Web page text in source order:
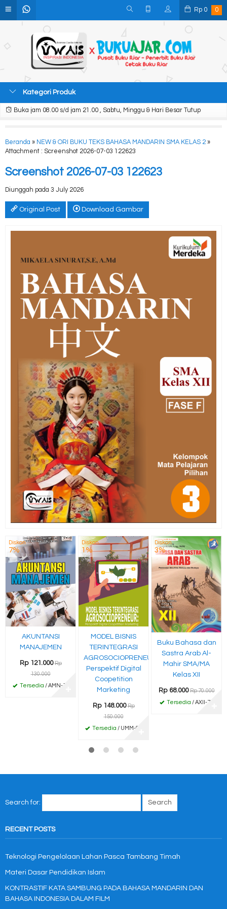
Rp 0 0
Kategori Produk
Buka jam 08.00 s/d jam 21.00 , Sabtu, Minggu & Hari Besar Tutup
Beranda » NEW & ORI BUKU TEKS BAHASA MANDARIN SMA KELAS 2 »
Attachment : Screenshot 2026-07-03 122623
Screenshot 2026-07-03 122623
Diunggah pada 3 July 2026
Original Post Download Gambar
Diskon
7%
AKUNTANSI
MANAJEMEN
Rp 121.000 Rp
130.000
Tersedia / AMN-11
Diskon
1%
MODEL BISNIS
TERINTEGRASI
AGROSOCIOPRENEUR:
Perspektif Digital
Coopetition
Marketing
Rp 148.000 Rp
150.000
Tersedia / UMM-03
Diskon
3%
Buku Bahasa dan
Sastra Arab Al-
Mahir SMA/MA
Kelas XII
Rp 68.000 Rp 70.000
Tersedia / AXII-70
Search for:
RECENT POSTS
Teknologi Pengelolaan Lahan Pasca Tambang Timah
Materi Dasar Pendidikan Islam
KONTRASTIF KATA SAMBUNG PADA BAHASA MANDARIN DAN
BAHASA INDONESIA DALAM FILM